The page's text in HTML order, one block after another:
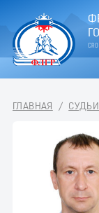
ГЛАВНАЯ / СУДЬИ